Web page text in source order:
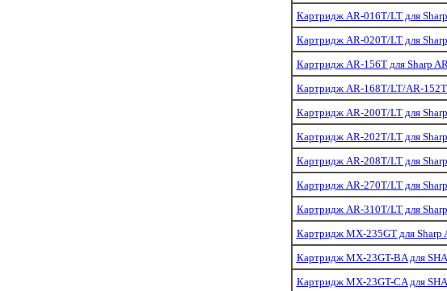
Картридж AR-016T/LT для
Картридж AR-020T/LT для
Картридж AR-156T для Sharp
Картридж AR-168T/LT/AR-
Картридж AR-200T/LT для
Картридж AR-202T/LT для
Картридж AR-208T/LT для
Картридж AR-270T/LT для
Картридж AR-310T/LT для
Картридж MX-235GT для
Картридж MX-23GT-BA для
Картридж MX-23GT-CA для